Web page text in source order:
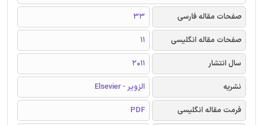
صفحات مقاله فارسی
33
صفحات مقاله انگلیسی
11
سال انتشار
2011
نشریه
الزویر - Elsevier
فرمت مقاله انگلیسی
PDF